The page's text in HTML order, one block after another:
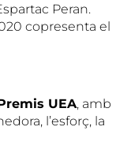
Peran.
copresenta el
UEA, amb
l’esforç, la